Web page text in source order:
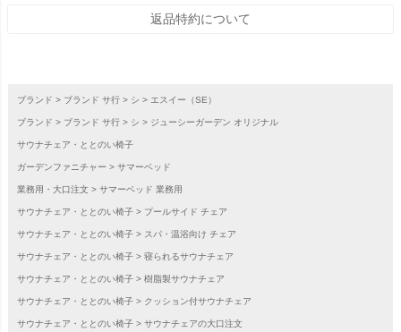
返品特約について
ブランド ブランド サ行 シ エスイー（SE）
ブランド ブランド サ行 シ ジューシーガーデン オリジナル
サウナチェア・ととのい椅子
ガーデンファニチャー サマーベッド
業務用・大口注文 サマーベッド 業務用
サウナチェア・ととのい椅子 プールサイド チェア
サウナチェア・ととのい椅子 スパ・温浴向け チェア
サウナチェア・ととのい椅子 寝られるサウナチェア
サウナチェア・ととのい椅子 樹脂製サウナチェア
サウナチェア・ととのい椅子 クッション付サウナチェア
サウナチェア・ととのい椅子 サウナチェアの大口注文